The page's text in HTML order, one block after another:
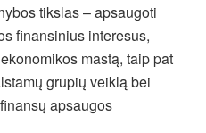
tikslas – apsaugoti
finansinius interesus,
mastą, taip pat
grupių veiklą bei
apsaugos